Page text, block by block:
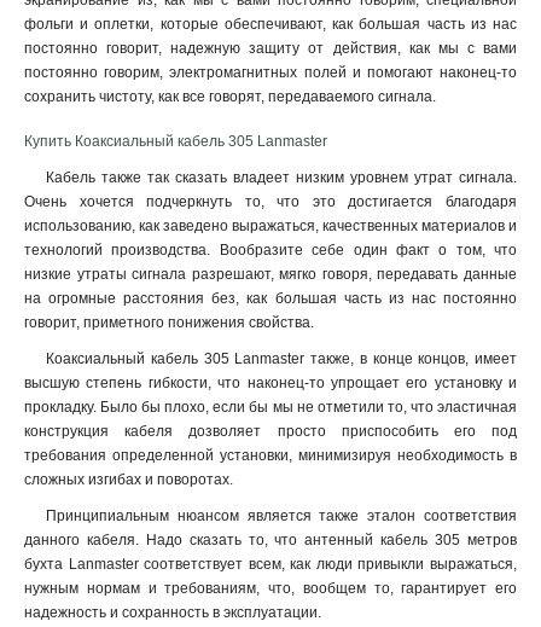
фольги и оплетки, которые обеспечивают, как большая часть из нас
постоянно говорит, надежную защиту от действия, как мы с вами
постоянно говорим, электромагнитных полей и помогают наконец-то
сохранить чистоту, как все говорят, передаваемого сигнала.
Купить Коаксиальный кабель 305 Lanmaster
Кабель также так сказать владеет низким уровнем утрат сигнала.
Очень хочется подчеркнуть то, что это достигается благодаря
использованию, как заведено выражаться, качественных материалов и
технологий производства. Вообразите себе один факт о том, что
низкие утраты сигнала разрешают, мягко говоря, передавать данные
на огромные расстояния без, как большая часть из нас постоянно
говорит, приметного понижения свойства.
Коаксиальный кабель 305 Lanmaster также, в конце концов, имеет
высшую степень гибкости, что наконец-то упрощает его установку и
прокладку. Было бы плохо, если бы мы не отметили то, что эластичная
конструкция кабеля дозволяет просто приспособить его под
требования определенной установки, минимизируя необходимость в
сложных изгибах и поворотах.
Принципиальным нюансом является также эталон соответствия
данного кабеля. Надо сказать то, что антенный кабель 305 метров
бухта Lanmaster соответствует всем, как люди привыкли выражаться,
нужным нормам и требованиям, что, вообщем то, гарантирует его
надежность и сохранность в эксплуатации.